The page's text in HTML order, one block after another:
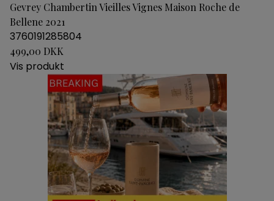
Gevrey Chambertin Vieilles Vignes Maison Roche de
Bellene 2021
3760191285804
499,00 DKK
Vis produkt